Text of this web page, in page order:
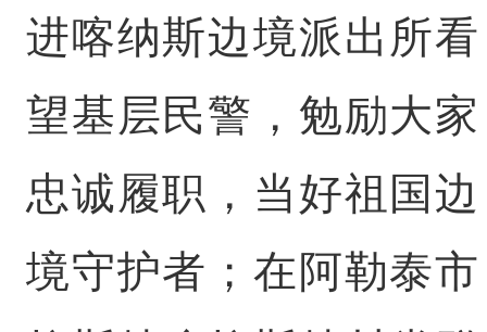
进喀纳斯边境派出所看
望基层民警，勉励大家
忠诚履职，当好祖国边
境守护者；在阿勒泰市